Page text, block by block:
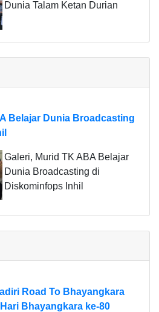
Dunia Talam Ketan Durian
Belajar Dunia Broadcasting
Galeri, Murid TK ABA Belajar
Dunia Broadcasting di
Diskominfops Inhil
Road To Bhayangkara
Bhayangkara ke-80